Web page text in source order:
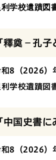
学校遺蹟図
釋奠－孔子
和8（2026）
学校遺蹟図
中国史書に
和8（2026）